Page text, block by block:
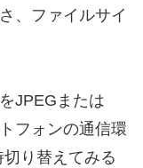
、ファイルサイ
JPEGまたは
フォンの通信環
り替えてみる